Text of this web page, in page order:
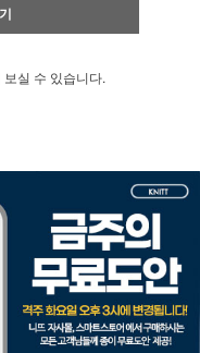
실 수 있습니다.